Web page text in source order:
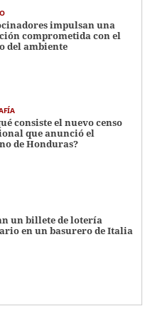
impulsan una
comprometida con el
del ambiente
consiste el nuevo censo
que anunció el
de Honduras?
un billete de lotería
en un basurero de Italia